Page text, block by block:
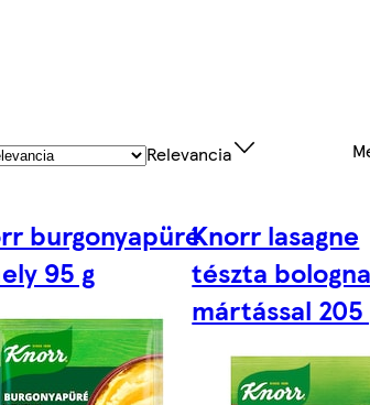
Relevancia
burgonyapüré
95 g
Knorr lasagne
tészta
mártással 205